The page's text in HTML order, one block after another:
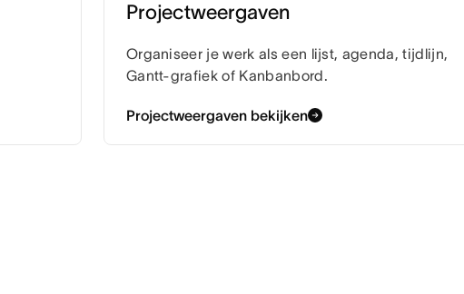
Projectweergaven
Organiseer je werk als een lijst, agenda, tijdlijn,
Gantt-grafiek of Kanbanbord.
Projectweergaven bekijken